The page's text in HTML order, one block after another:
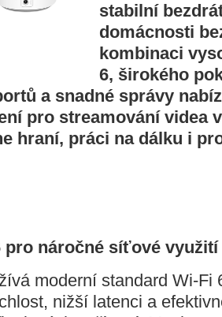
stabilní
domácnosti
kombinaci
6, širokého
a snadné správy
pro streamování videa
hraní, práci na dálku i
pro náročné síťové využití
moderní standard Wi-Fi
nižší latenci a